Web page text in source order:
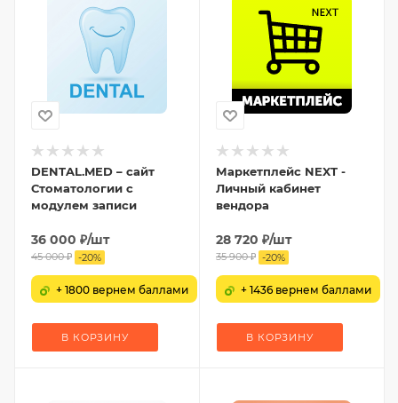
DENTAL.MED – сайт
Стоматологии с
модулем записи
36 000 ₽/шт
45 000₽ -20%
+ 1800 вернем баллами
В КОРЗИНУ
Маркетплейс NEXT -
Личный кабинет
вендора
28 720 ₽/шт
35 900₽ -20%
+ 1436 вернем баллами
В КОРЗИНУ